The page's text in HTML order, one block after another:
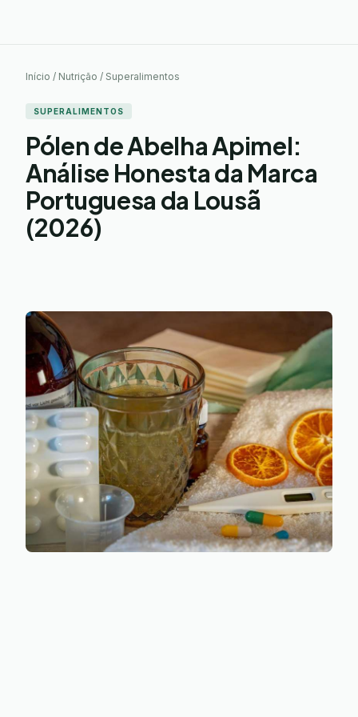
Início / Nutrição / Superalimentos
SUPERALIMENTOS
Pólen de Abelha Apimel:
Análise Honesta da Marca
Portuguesa da Lousã
(2026)